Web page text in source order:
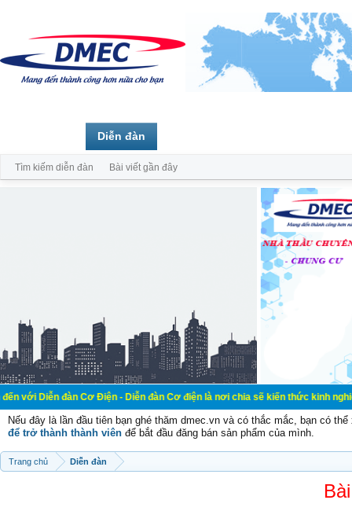
đàn Cơ Điện - Diễn đàn Cơ điện là nơi chia sẽ kiến thức kinh nghiệm
Nếu đây là lần đầu tiên bạn ghé thăm dmec.vn và có thắc mắc, bạn có
để trở thành thành viên để bắt đầu đăng bán sản phẩm của mình.
Trang chủ Diễn đàn
Diễn đàn
Tìm kiếm diễn đàn Bài viết gần đây